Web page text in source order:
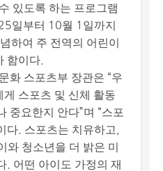
있도록 하는 프로그램
일부터 10월 1일까지
하여 주 전역의 어린이
함이다.
화 스포츠부 장관은 “우
스포츠 및 신체 활동
중요한지 안다”며 “스포
다. 스포츠는 치유하고,
와 청소년을 더 밝은 미
. 어떤 아이도 가정의 재